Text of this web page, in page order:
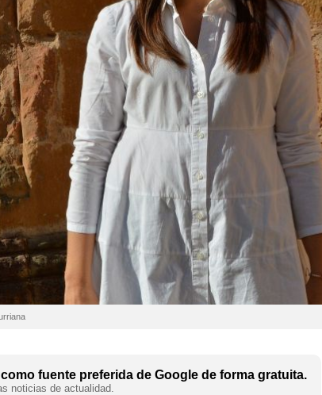
como fuente preferida de Google de forma gratuita.
noticias de actualidad.